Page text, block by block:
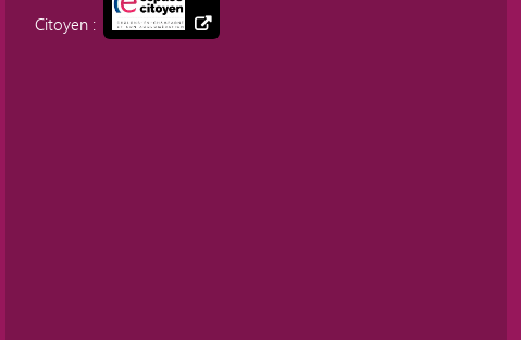
Citoyen :